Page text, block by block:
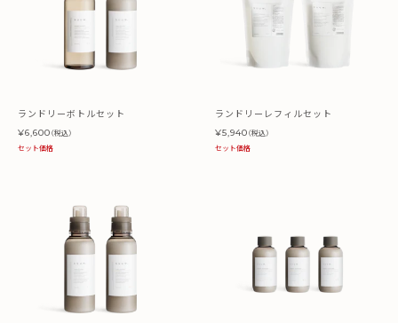
ランドリーボトルセット
¥6,600（税込）
セット価格
ランドリーレフィルセット
¥5,940（税込）
セット価格